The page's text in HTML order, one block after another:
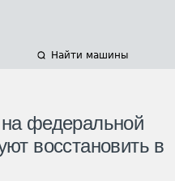
Найти машины
федеральной
восстановить в